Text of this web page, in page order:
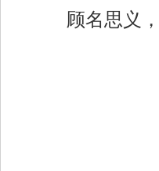
顾名思义，